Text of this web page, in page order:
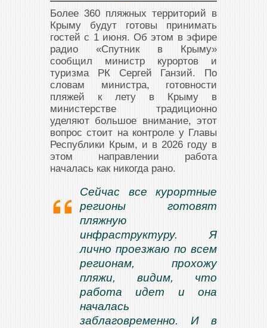
Более 360 пляжных территорий в
Крыму будут готовы принимать
гостей с 1 июня. Об этом в эфире
радио «Спутник в Крыму»
сообщил министр курортов и
туризма РК Сергей Ганзий. По
словам министра, готовности
пляжей к лету в Крыму в
министерстве традиционно
уделяют большое внимание, этот
вопрос стоит на контроле у Главы
Республики Крым, и в 2026 году в
этом направлении работа
началась как никогда рано.
Сейчас все курортные
регионы готовят
пляжную
инфраструктуру. Я
лично проезжаю по всем
регионам, прохожу
пляжи, видим, что
работа идет и она
началась
заблаговременно. И в